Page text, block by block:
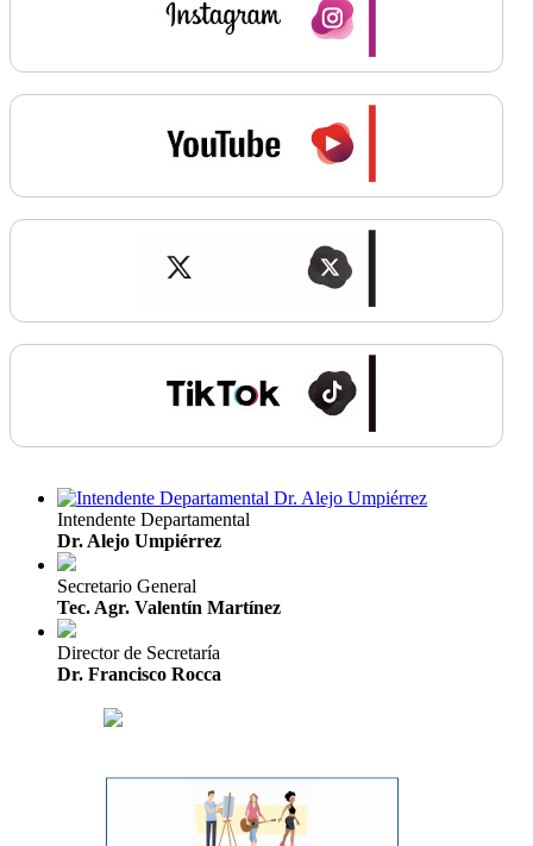
Intendente Departamental
Dr. Alejo Umpiérrez
Secretario General
Tec. Agr. Valentín Martínez
Director de Secretaría
Dr. Francisco Rocca